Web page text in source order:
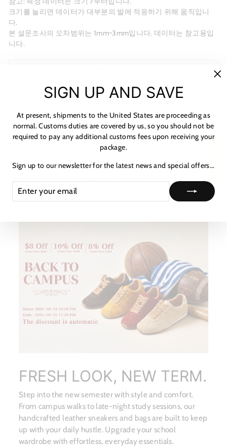
크기를 늘리면 데이터가 대부분의 발에 적응하기 위해 움직입니
다.
본 설문조사의 오차범위는 1mm~3mm입니다. 데이터는 참고용입
니다.
SHIPPING & RETURNS
SHIPPING INFORMATION
PAYMENT & TAX
HOW TO TRACK
ASK A QUESTION
FRESH LOOK, NEW TERM.
Step into the new semester with style and comfort.
From campus walks to late-night study sessions, our
handcrafted leather sneakers and bags are built to keep
up with your daily hustle. Upgrade your school
wardrobe with effortless, everyday essentials.
SIGN UP AND SAVE
At present, shipments to the United States are proceeding as
normal. Customs duties are covered by us, so you should not be
required to pay any additional customs fees upon receiving your
package.
Sign up to our newsletter for the latest news and special offers...
YOUR
EMAIL
★ 리뷰